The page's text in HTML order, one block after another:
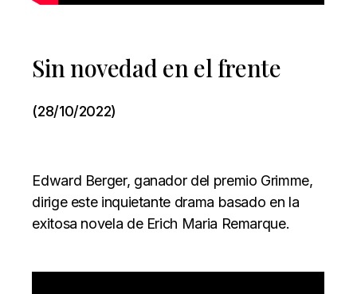
Sin novedad en el frente
(28/10/2022)
Edward Berger, ganador del premio Grimme,
dirige este inquietante drama basado en la
exitosa novela de Erich Maria Remarque.